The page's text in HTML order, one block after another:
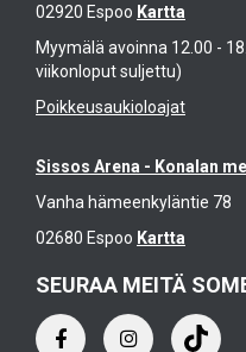
02920 Espoo Kartta
Myymälä avoinna 12.00 -
viikonloput suljettu)
Poikkeusaukioloajat
Sissos Arena - Konalan
Vanha hämeenkyläntie 78
02680 Espoo Kartta
SEURAA MEITÄ